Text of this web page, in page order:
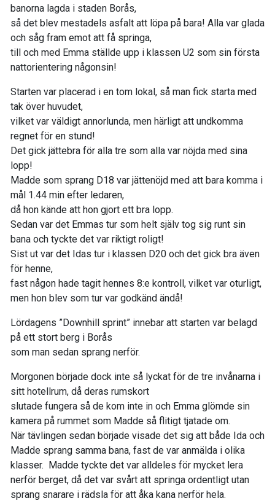
banorna lagda i staden Borås,
så det blev mestadels asfalt att löpa på bara! Alla var glada
och såg fram emot att få springa,
till och med Emma ställde upp i klassen U2 som sin första
nattorientering någonsin!
Starten var placerad i en tom lokal, så man fick starta med
tak över huvudet,
vilket var väldigt annorlunda, men härligt att undkomma
regnet för en stund!
Det gick jättebra för alla tre som alla var nöjda med sina
lopp!
Madde som sprang D18 var jättenöjd med att bara komma i
mål 1.44 min efter ledaren,
då hon kände att hon gjort ett bra lopp.
Sedan var det Emmas tur som helt själv tog sig runt sin
bana och tyckte det var riktigt roligt!
Sist ut var det Idas tur i klassen D20 och det gick bra även
för henne,
fast någon hade tagit hennes 8:e kontroll, vilket var oturligt,
men hon blev som tur var godkänd ändå!
Lördagens ”Downhill sprint” innebar att starten var belagd
på ett stort berg i Borås
som man sedan sprang nerför.
Morgonen började dock inte så lyckat för de tre invånarna i
sitt hotellrum, då deras rumskort
slutade fungera så de kom inte in och Emma glömde sin
kamera på rummet som Madde så flitigt tjatade om.
När tävlingen sedan började visade det sig att både Ida och
Madde sprang samma bana, fast de var anmälda i olika
klasser. Madde tyckte det var alldeles för mycket lera
nerför berget, då det var svårt att springa ordentligt utan
sprang snarare i rädsla för att åka kana nerför hela.